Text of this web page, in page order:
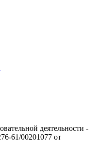
деятельности -
61/00201077 от